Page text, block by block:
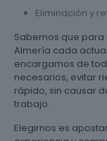
Eliminación y
Sabemos que para
Almería cada
encargamos de
necesarios, evitar
rápido, sin causar
trabajo.
Elegirnos es